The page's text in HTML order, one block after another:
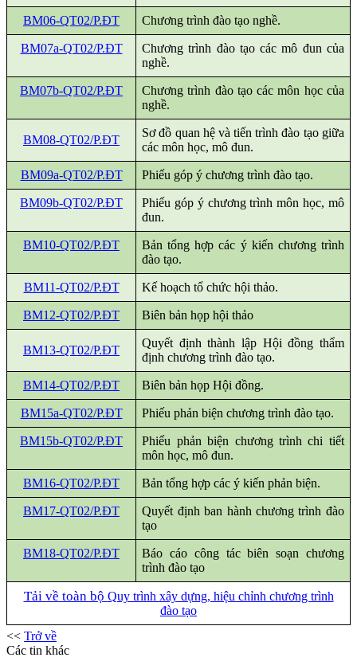
BM06-QT02/P.ĐT Chương trình đào tạo nghề.
BM07a-QT02/P.ĐT
Chương trình đào tạo các mô đun của
nghề.
BM07b-QT02/P.ĐT
Chương trình đào tạo các môn học của
nghề.
BM08-QT02/P.ĐT
Sơ đồ quan hệ và tiến trình đào tạo giữa
các môn học, mô đun.
BM09a-QT02/P.ĐT Phiếu góp ý chương trình đào tạo.
BM09b-QT02/P.ĐT
Phiếu góp ý chương trình môn học, mô
đun.
BM10-QT02/P.ĐT
Bản tổng hợp các ý kiến chương trình
đào tạo.
BM11-QT02/P.ĐT Kế hoạch tổ chức hội thảo.
BM12-QT02/P.ĐT Biên bản họp hội thảo
BM13-QT02/P.ĐT
Quyết định thành lập Hội đồng thẩm
định chương trình đào tạo.
BM14-QT02/P.ĐT Biên bản họp Hội đồng.
BM15a-QT02/P.ĐT Phiếu phản biện chương trình đào tạo.
BM15b-QT02/P.ĐT
Phiếu phản biện chương trình chi tiết
môn học, mô đun.
BM16-QT02/P.ĐT Bản tổng hợp các ý kiến phản biện.
BM17-QT02/P.ĐT
Quyết định ban hành chương trình đào
tạo
BM18-QT02/P.ĐT
Báo cáo công tác biên soạn chương
trình đào tạo
Tải về toàn bộ Quy trình xây dựng, hiệu chỉnh chương trình
đào tạo
<< Trở về
Các tin khác